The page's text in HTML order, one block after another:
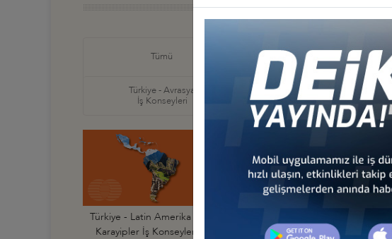
Tümü
Türkiye - Afrika
İş Konseyleri
Türkiye - Avrasya
İş Konseyleri
Türkiye - Avrupa
İş Konseyleri
Türkiye - Latin Amerika ve
Karayipler İş Konseyleri
İş Konseyi